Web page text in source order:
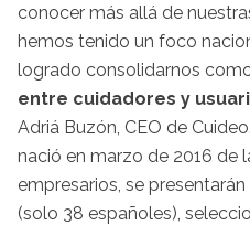
conocer más allá de
hemos tenido un foco
logrado consolidarnos
entre cuidadores y
Adriá Buzón, CEO de
nació en marzo de 2016 de
empresarios, se
(solo 38 españoles),